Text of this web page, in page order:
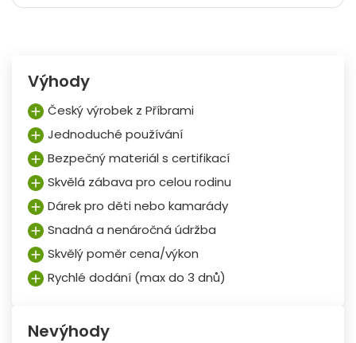
Výhody
Český výrobek z Příbrami
Jednoduché používání
Bezpečný materiál s certifikací
Skvělá zábava pro celou rodinu
Dárek pro děti nebo kamarády
Snadná a nenáročná údržba
Skvělý poměr cena/výkon
Rychlé dodání (max do 3 dnů)
Nevýhody